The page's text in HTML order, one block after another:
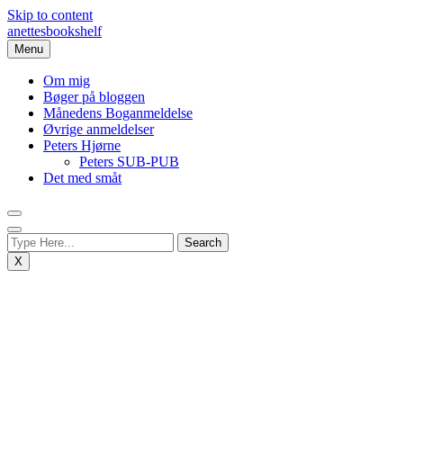
Skip to content
anettesbookshelf
Menu
Om mig
Bøger på bloggen
Månedens Boganmeldelse
Øvrige anmeldelser
Peters Hjørne
Peters SUB-PUB
Det med småt
X